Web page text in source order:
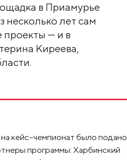
в Приамурье
несколько лет сам
проекты — и в
Киреева,
на кейс-чемпионат было подано
программы: Харбинский